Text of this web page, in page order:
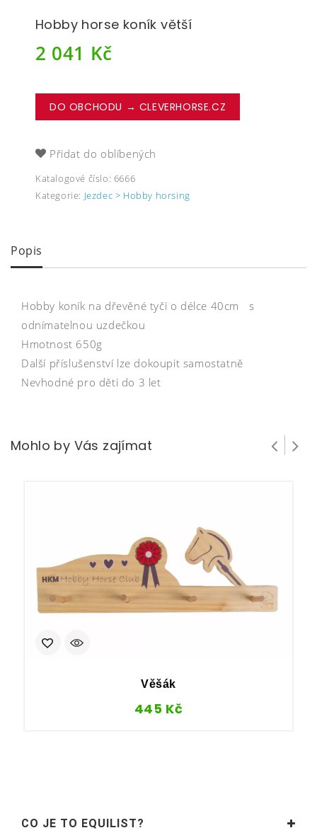
Hobby horse koník větší
2 041 Kč
DO OBCHODU → CLEVERHORSE.CZ
Přidat do oblíbených
Katalogové číslo: 6666
Kategorie: Jezdec > Hobby horsing
Popis
Hobby koník na dřevěné tyči o délce 40cm s
odnímatelnou uzdečkou
Hmotnost 650g
Další příslušenství lze dokoupit samostatně
Nevhodné pro děti do 3 let
Mohlo by Vás zajímat
Věšák
445 Kč
CO JE TO EQUILIST?